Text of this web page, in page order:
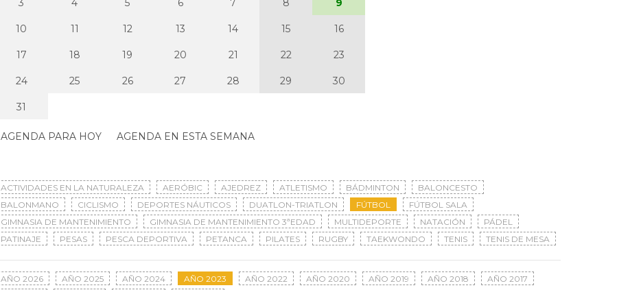
10 11 12 13 14 15 16
17 18 19 20 21 22 23
24 25 26 27 28 29 30
31
AGENDA PARA HOY AGENDA EN ESTA SEMANA
ACTIVIDADES EN LA NATURALEZA AERÓBIC AJEDREZ ATLETISMO BÁDMINTON
BALONCESTO
BALONMANO
CICLISMO DEPORTES NÁUTICOS DUATLON-TRIATLON FÚTBOL
FÚTBOL SALA
GIMNASIA DE MANTENIMIENTO
GIMNASIA DE MANTENIMIENTO 3ªEDAD MULTIDEPORTE NATACIÓN
PÁDEL
PATINAJE
PESAS PESCA DEPORTIVA PETANCA PILATES RUGBY TAEKWONDO TENIS TENIS DE MESA
AÑO 2026 AÑO 2025 AÑO 2024 AÑO 2023 AÑO 2022 AÑO 2020 AÑO 2019 AÑO 2018
AÑO 2017